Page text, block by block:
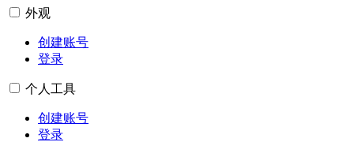
外观
创建账号
登录
个人工具
创建账号
登录